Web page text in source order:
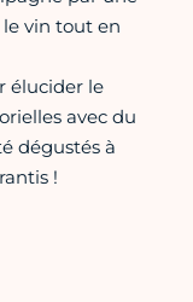
vin tout en
élucider le
avec du
dégustés à
!